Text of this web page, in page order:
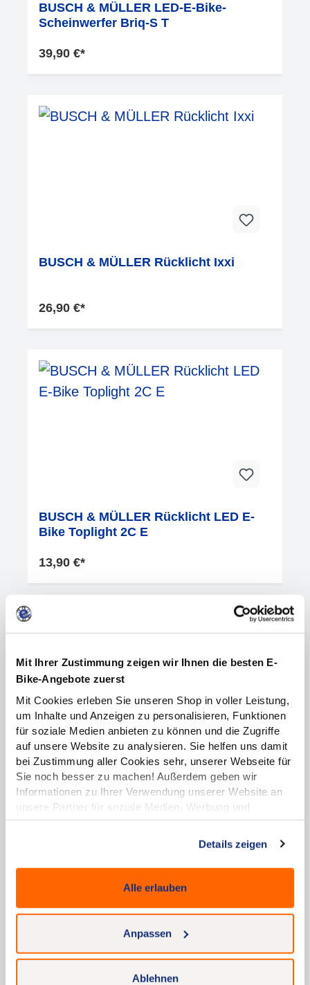
Mit Ihrer Zustimmung zeigen wir Ihnen die besten E-
Bike-Angebote zuerst
Mit Cookies erleben Sie unseren Shop in voller Leistung,
um Inhalte und Anzeigen zu personalisieren, Funktionen
für soziale Medien anbieten zu können und die Zugriffe
auf unsere Website zu analysieren. Sie helfen uns damit
bei Zustimmung aller Cookies sehr, unserer Webseite für
Sie noch besser zu machen! Außerdem geben wir
Informationen zu Ihrer Verwendung unserer Website an
unsere Partner für soziale Medien, Werbung und
Analysen weiter. Unsere Partner führen diese
zusammen, die Sie ihnen bereitgestellt haben oder die
sie im Rahmen Ihrer Nutzung der Dienste gesammelt
Personalisierung von Anzeigen verwendet werden. Um
mehr darüber zu erfahren, wie Google Ihre persönlichen
Daten verwendet, besuchen Sie bitte
& Terms.
Details zeigen
Alle erlauben
Anpassen
Ablehnen
BUSCH & MÜLLER LED-E-Bike-
Scheinwerfer Briq-S T
39,90 €*
BUSCH & MÜLLER Rücklicht Ixxi
26,90 €*
BUSCH & MÜLLER Rücklicht LED E-
Bike Toplight 2C E
13,90 €*
BUSCH & MÜLLER Rücklicht Toplight
View Plus
10,95 €* 21,95 €* (50.11% gespart)